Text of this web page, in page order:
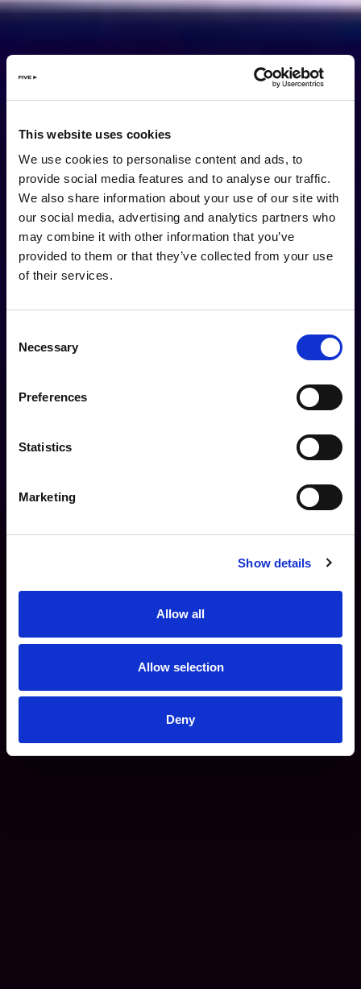
This website uses cookies
We use cookies to personalise content and ads, to
provide social media features and to analyse our traffic.
We also share information about your use of our site with
our social media, advertising and analytics partners who
may combine it with other information that you’ve
provided to them or that they’ve collected from your use
of their services.
Selection
Necessary
Preferences
Statistics
Marketing
Show details
Allow all
Allow selection
Deny